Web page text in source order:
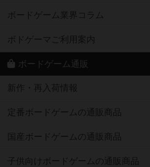
ボードゲーム業界コラム
ボドゲーマご利用案内
ボードゲーム通販
新作・再入荷情報
定番ボードゲームの通販商品
国産ボードゲームの通販商品
子供向けボードゲームの通販商品